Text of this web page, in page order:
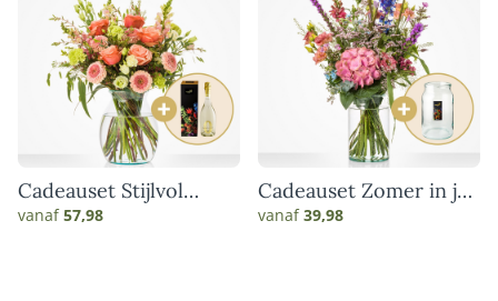
Cadeauset Stijlvol
genieten
vanaf57,98
Cadeauset Zomer in je
vaas
vanaf39,98